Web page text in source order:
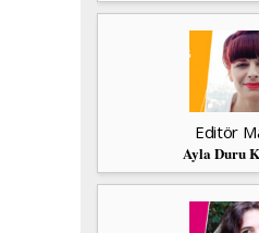
Editör
Ayla Duru